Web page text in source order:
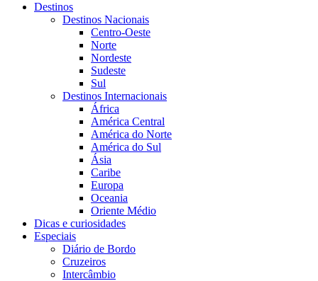
Destinos
Destinos Nacionais
Centro-Oeste
Norte
Nordeste
Sudeste
Sul
Destinos Internacionais
África
América Central
América do Norte
América do Sul
Ásia
Caribe
Europa
Oceania
Oriente Médio
Dicas e curiosidades
Especiais
Diário de Bordo
Cruzeiros
Intercâmbio